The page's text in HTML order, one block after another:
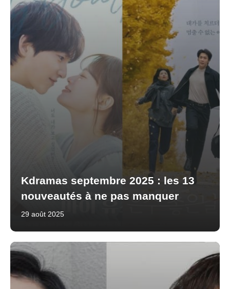
Kdramas septembre 2025 : les 13
nouveautés à ne pas manquer
29 août 2025